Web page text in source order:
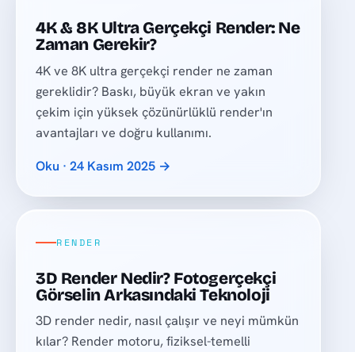
4K & 8K Ultra Gerçekçi Render: Ne
Zaman Gerekir?
4K ve 8K ultra gerçekçi render ne zaman
gereklidir? Baskı, büyük ekran ve yakın
çekim için yüksek çözünürlüklü render'ın
avantajları ve doğru kullanımı.
Oku · 24 Kasım 2025 →
RENDER
3D Render Nedir? Fotogerçekçi
Görselin Arkasındaki Teknoloji
3D render nedir, nasıl çalışır ve neyi mümkün
kılar? Render motoru, fiziksel-temelli